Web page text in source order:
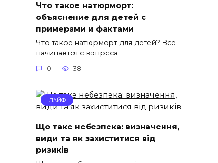
Что такое натюрморт:
объяснение для детей с
примерами и фактами
Что такое натюрморт для детей? Все
начинается с вопроса
0 38
ЛАЙФ
Що таке небезпека: визначення,
види та як захиститися від
ризиків